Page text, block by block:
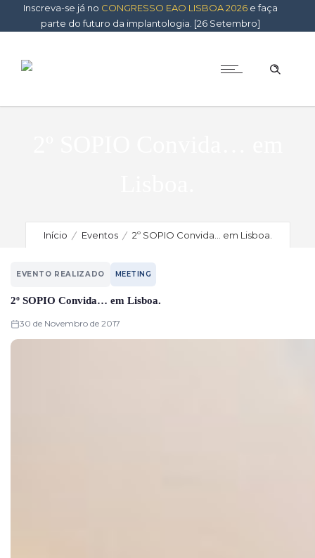
Inscreva-se já no CONGRESSO EAO LISBOA 2026 e faça
parte do futuro da implantologia. [26 Setembro]
Início Eventos 2º SOPIO Convida… em Lisboa.
EVENTO REALIZADO MEETING
2º SOPIO Convida… em Lisboa.
30 de Novembro de 2017